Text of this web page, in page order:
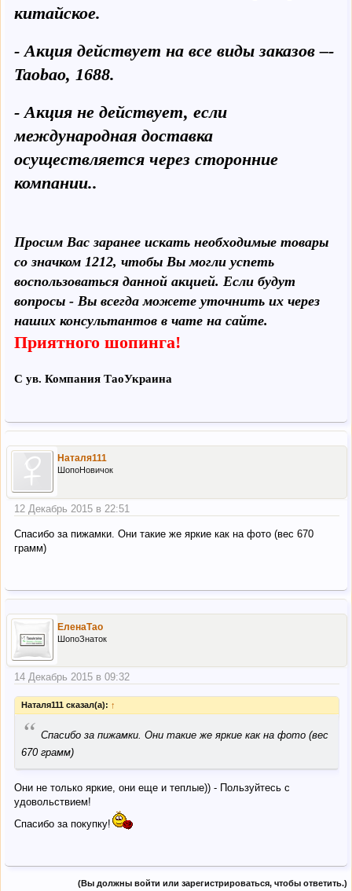
китайское.
- Акция действует на все виды заказов –-
Taobao, 1688.
- Акция не действует, если
международная доставка
осуществляется через сторонние
компании..
Просим Вас заранее искать необходимые товары
со значком 1212, чтобы Вы могли успеть
воспользоваться данной акцией. Если будут
вопросы - Вы всегда можете уточнить их через
наших консультантов в чате на сайте.
Приятного шопинга!
С ув. Компания ТаоУкраина
Наталя111
ШопоНовичок
12 Декабрь 2015 в 22:51
Спасибо за пижамки. Они такие же яркие как на фото (вес 670
грамм)
ЕленаТао
ШопоЗнаток
14 Декабрь 2015 в 09:32
Наталя111 сказал(а): ↑
“ Спасибо за пижамки. Они такие же яркие как на фото (вес
670 грамм)
Они не только яркие, они еще и теплые)) - Пользуйтесь с
удовольствием!
Спасибо за покупку!
(Вы должны войти или зарегистрироваться, чтобы ответить.)